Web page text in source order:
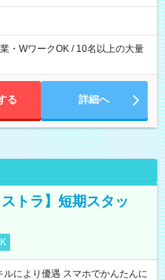
・WワークOK / 10名以上の大量
る 詳細へ
トラ】短期スタッ
により優遇 スマホでかんたんに